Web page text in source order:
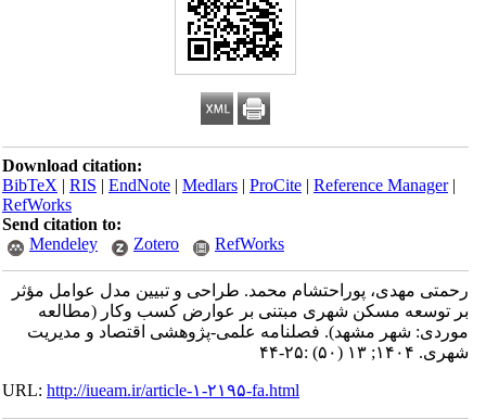
Download citation:
BibTeX|RIS|EndNote|Medlars|ProCite|Reference Manager
RefWorks
Send citation to:
Mendeley
Zotero RefWorks
رحمتی مهدی، پوراحتشام محمد. طراحی و تبیین مدل عوامل مؤثر
بر توسعه مسکن شهری مبتنی بر عوارض کسب وکار (مطالعه
موردی: شهر مشهد). فصلنامه علمی-پژوهشی اقتصاد و مدیریت
شهری. ۱۴۰۴; ۱۳ (۵۰) :۲۵-۴۴
URL:http://iueam.ir/article-۱-۲۱۹۵-fa.html